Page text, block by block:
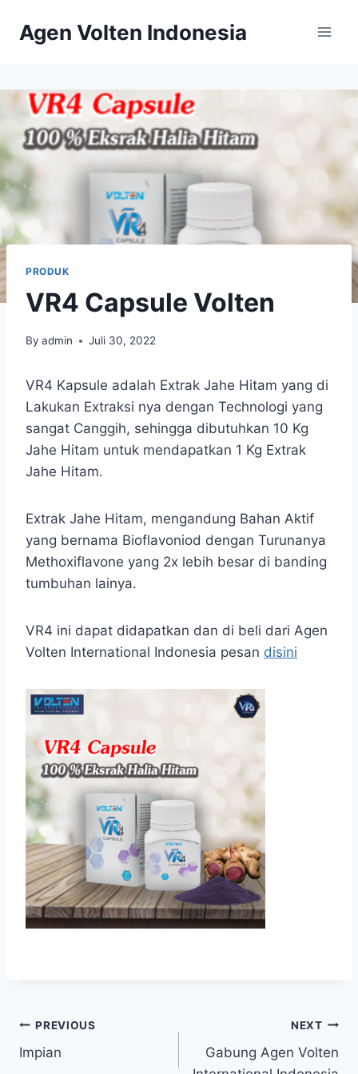
Agen Volten Indonesia
PRODUK
VR4 Capsule Volten
By admin Juli 30, 2022
VR4 Kapsule adalah Extrak Jahe Hitam yang di
Lakukan Extraksi nya dengan Technologi yang
sangat Canggih, sehingga dibutuhkan 10 Kg
Jahe Hitam untuk mendapatkan 1 Kg Extrak
Jahe Hitam.
Extrak Jahe Hitam, mengandung Bahan Aktif
yang bernama Bioflavoniod dengan Turunanya
Methoxiflavone yang 2x lebih besar di banding
tumbuhan lainya.
VR4 ini dapat didapatkan dan di beli dari Agen
Volten International Indonesia pesan disini
Navigasi
pos
PREVIOUS
Impian
NEXT
Gabung Agen Volten